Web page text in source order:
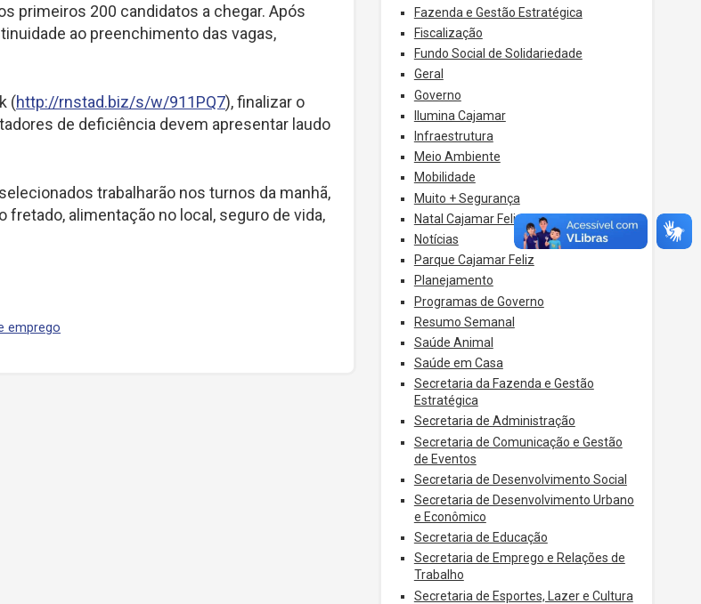
primeiros 200 candidatos a chegar. Após
ao preenchimento das vagas,
(http://rnstad.biz/s/w/911PQ7), finalizar o
de deficiência devem apresentar laudo
trabalharão nos turnos da manhã,
alimentação no local, seguro de vida,
emprego
Fazenda e Gestão Estratégica
Fiscalização
Fundo Social de Solidariedade
Geral
Governo
Ilumina Cajamar
Infraestrutura
Meio Ambiente
Mobilidade
Muito + Segurança
Natal Cajamar Feliz
Notícias
Parque Cajamar Feliz
Planejamento
Programas de Governo
Resumo Semanal
Saúde Animal
Saúde em Casa
Secretaria da Fazenda e Gestão
Estratégica
Secretaria de Administração
Secretaria de Comunicação e Gestão
de Eventos
Secretaria de Desenvolvimento Social
Secretaria de Desenvolvimento Urbano
e Econômico
Secretaria de Educação
Secretaria de Emprego e Relações de
Trabalho
Secretaria de Esportes, Lazer e Cultura